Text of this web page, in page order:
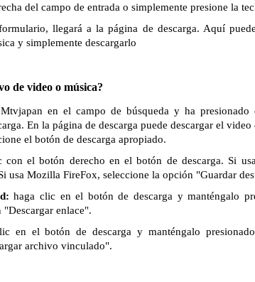
del campo de entrada o simplemente presione la
llegará a la página de descarga. Aquí
y simplemente descargarlo
de video o música?
en el campo de búsqueda y ha
En la página de descarga puede descargar el
el botón de descarga apropiado.
con el botón derecho en el botón de descarga. Si
usa Mozilla FireFox, seleccione la opción "Guardar
haga clic en el botón de descarga y manténgalo
enlace".
en el botón de descarga y manténgalo
archivo vinculado".